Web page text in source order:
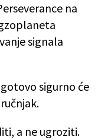
na
signala
sigurno će
a ne ugroziti.